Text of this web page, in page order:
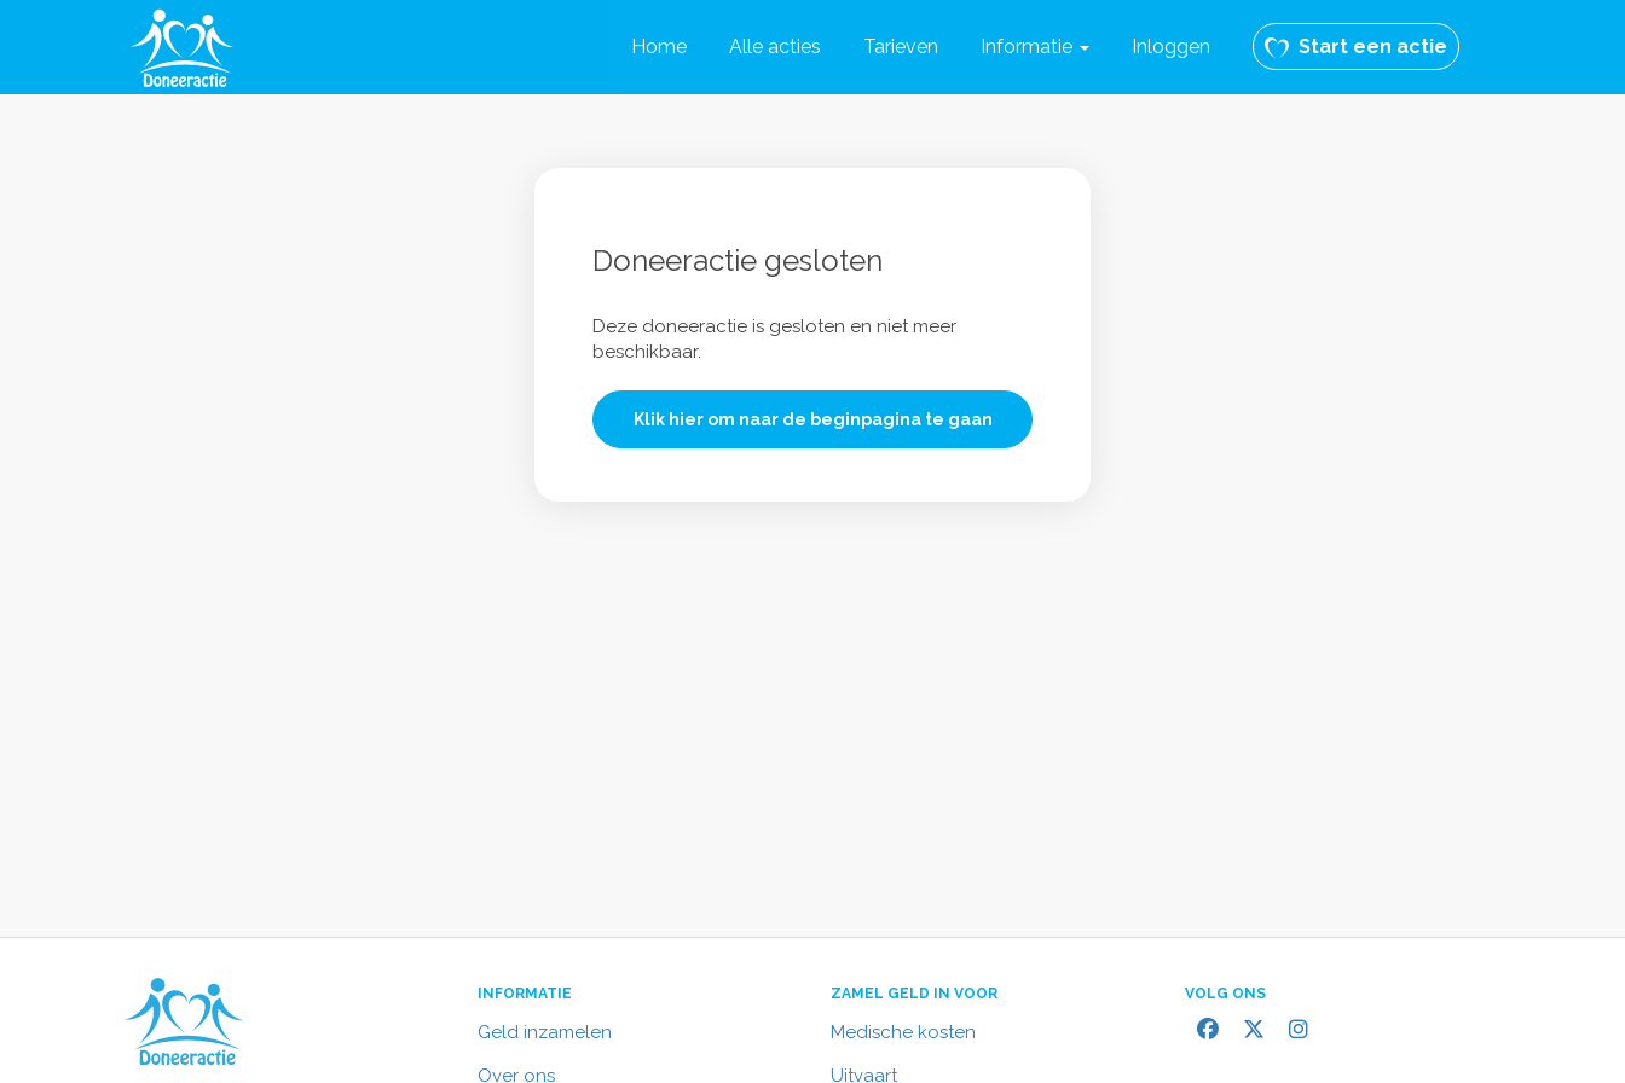
Home Alle acties Tarieven Informatie Inloggen Start een actie
Doneeractie gesloten
Deze doneeractie is gesloten en niet meer
beschikbaar.
Klik hier om naar de beginpagina te gaan
INFORMATIE
Geld inzamelen
Over ons
ZAMEL GELD IN VOOR
Medische kosten
Uitvaart
VOLG ONS